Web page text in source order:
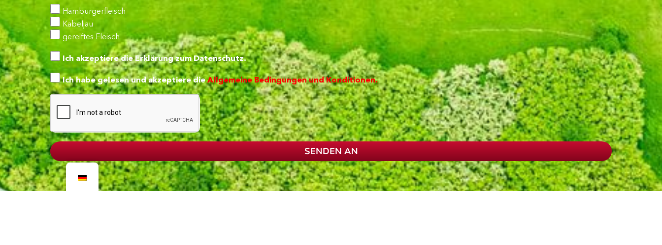
Hamburgerfleisch
Kabeljau
gereiftes Fleisch
Ich akzeptiere dieErklärung zum Datenschutz.
Ich habe gelesen und akzeptiere dieAllgemeine Bedingungen und Konditionen.
SENDEN AN